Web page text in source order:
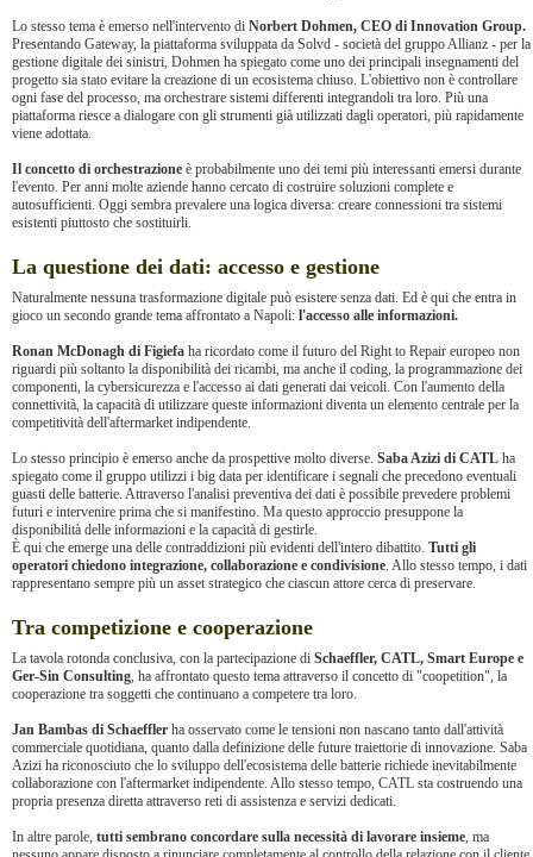
Lo stesso tema è emerso nell'intervento di Norbert Dohmen, CEO di Innovation Group.
Presentando Gateway, la piattaforma sviluppata da Solvd - società del gruppo Allianz - per la
gestione digitale dei sinistri, Dohmen ha spiegato come uno dei principali insegnamenti del
progetto sia stato evitare la creazione di un ecosistema chiuso. L'obiettivo non è controllare
ogni fase del processo, ma orchestrare sistemi differenti integrandoli tra loro. Più una
piattaforma riesce a dialogare con gli strumenti già utilizzati dagli operatori, più rapidamente
viene adottata.
Il concetto di orchestrazione è probabilmente uno dei temi più interessanti emersi durante
l'evento. Per anni molte aziende hanno cercato di costruire soluzioni complete e
autosufficienti. Oggi sembra prevalere una logica diversa: creare connessioni tra sistemi
esistenti piuttosto che sostituirli.
La questione dei dati: accesso e gestione
Naturalmente nessuna trasformazione digitale può esistere senza dati. Ed è qui che entra in
gioco un secondo grande tema affrontato a Napoli: l'accesso alle informazioni.
Ronan McDonagh di Figiefa ha ricordato come il futuro del Right to Repair europeo non
riguardi più soltanto la disponibilità dei ricambi, ma anche il coding, la programmazione dei
componenti, la cybersicurezza e l'accesso ai dati generati dai veicoli. Con l'aumento della
connettività, la capacità di utilizzare queste informazioni diventa un elemento centrale per la
competitività dell'aftermarket indipendente.
Lo stesso principio è emerso anche da prospettive molto diverse. Saba Azizi di CATL ha
spiegato come il gruppo utilizzi i big data per identificare i segnali che precedono eventuali
guasti delle batterie. Attraverso l'analisi preventiva dei dati è possibile prevedere problemi
futuri e intervenire prima che si manifestino. Ma questo approccio presuppone la
disponibilità delle informazioni e la capacità di gestirle.
È qui che emerge una delle contraddizioni più evidenti dell'intero dibattito. Tutti gli
operatori chiedono integrazione, collaborazione e condivisione. Allo stesso tempo, i dati
rappresentano sempre più un asset strategico che ciascun attore cerca di preservare.
Tra competizione e cooperazione
La tavola rotonda conclusiva, con la partecipazione di Schaeffler, CATL, Smart Europe e
Ger-Sin Consulting, ha affrontato questo tema attraverso il concetto di "coopetition", la
cooperazione tra soggetti che continuano a competere tra loro.
Jan Bambas di Schaeffler ha osservato come le tensioni non nascano tanto dall'attività
commerciale quotidiana, quanto dalla definizione delle future traiettorie di innovazione. Saba
Azizi ha riconosciuto che lo sviluppo dell'ecosistema delle batterie richiede inevitabilmente
collaborazione con l'aftermarket indipendente. Allo stesso tempo, CATL sta costruendo una
propria presenza diretta attraverso reti di assistenza e servizi dedicati.
In altre parole, tutti sembrano concordare sulla necessità di lavorare insieme, ma